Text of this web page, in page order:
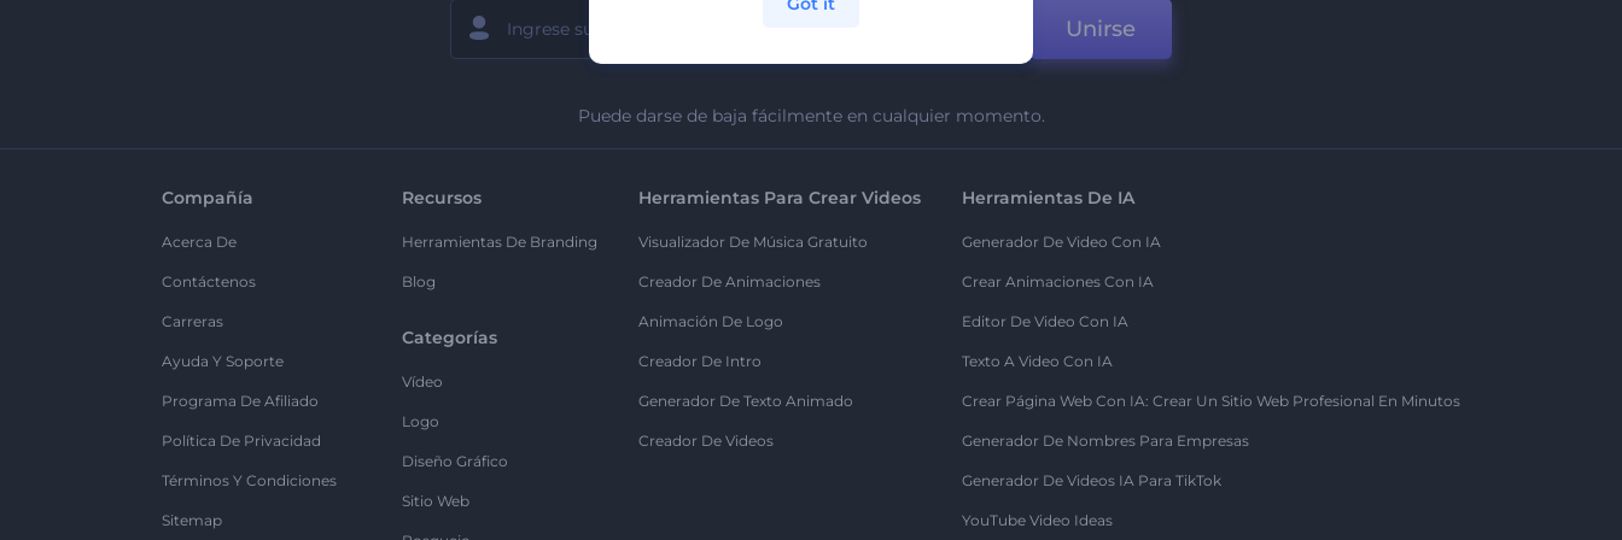
Unirse
Puede darse de baja fácilmente en cualquier momento.
Compañía
Acerca De
Contáctenos
Carreras
Ayuda Y Soporte
Programa De Afiliado
Política De Privacidad
Términos Y Condiciones
Sitemap
Recursos
Herramientas De Branding
Blog
Categorías
Vídeo
Logo
Diseño Gráfico
Sitio Web
Herramientas Para Crear Videos
Visualizador De Música Gratuito
Creador De Animaciones
Animación De Logo
Creador De Intro
Generador De Texto Animado
Creador De Videos
Herramientas De IA
Generador De Video Con IA
Crear Animaciones Con IA
Editor De Video Con IA
Texto A Video Con IA
Crear Página Web Con IA: Crear Un Sitio Web Profesional En Minutos
Generador De Nombres Para Empresas
Generador De Videos IA Para TikTok
YouTube Video Ideas